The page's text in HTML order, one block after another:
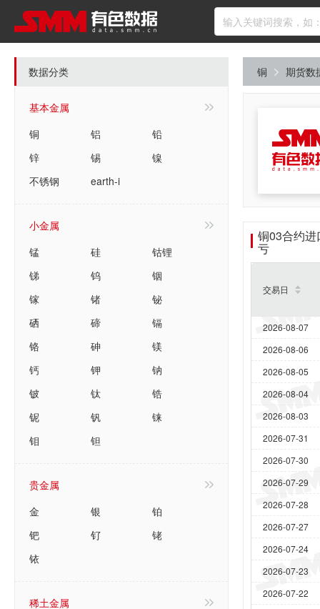
数据分类
基本金属
铜
铝
铅
锌
锡
镍
不锈钢
earth-i
小金属
锰
硅
钴锂
锑
钨
铟
镓
锗
铋
硒
碲
镉
铬
砷
镁
钙
钾
钠
铍
钛
锆
铌
钒
铼
钼
钽
贵金属
金
银
铂
钯
钌
铑
铱
稀土金属
铜 期货数
铜03合约进
亏
交易日
2026-08-07
2026-08-06
2026-08-05
2026-08-04
2026-08-03
2026-07-31
2026-07-30
2026-07-29
2026-07-28
2026-07-27
2026-07-24
2026-07-23
2026-07-22